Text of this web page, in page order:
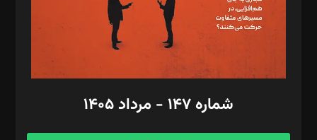
فیلمبرداری و عکاسی: امیر شفیعی، مانی لطفی زاده
گرافیک و صفحه‌آرایی: سید‌سبحان‌علی ثابت
مد‌یر توسعه تجاری: کامبیز برید‌
امور مالی: شاپور رهبری، محمد‌ کاظمی‌نیا
آگهی و مشترکین: ۰۹۱۹۹۹۹۰۴۵۴
شماره ۱۴۷ - مرداد ۱۴۰۵